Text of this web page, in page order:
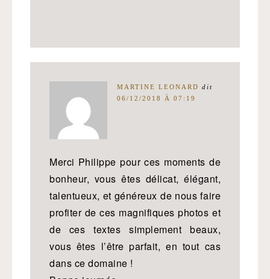
MARTINE LEONARD dit
06/12/2018 À 07:19
Merci Philippe pour ces moments de
bonheur, vous êtes délicat, élégant,
talentueux, et généreux de nous faire
profiter de ces magnifiques photos et
de ces textes simplement beaux,
vous êtes l’être parfait, en tout cas
dans ce domaine !